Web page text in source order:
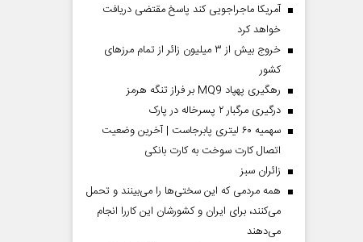
آمریکا ماجراجویی کند پاسخ مقتضی دریافت
خواهد کرد
خروج بیش از ۳ میلیون زائر از تمام مرز‌های
کشور
رهگیری پهپاد MQ9 بر فراز تنگه هرمز
درگیری مرگبار ۲ پسرخاله در پارک
سهمیه ۶۰ لیتری پابرجاست | آخرین وضعیت
اتصال کارت سوخت به کارت بانکی
‌زائران سبز
همه مردمی که این سختی‌ها را می‌بینند و تحمل
می‌کنند، برای ایران و کشورشان این کاررا انجام
می‌دهند